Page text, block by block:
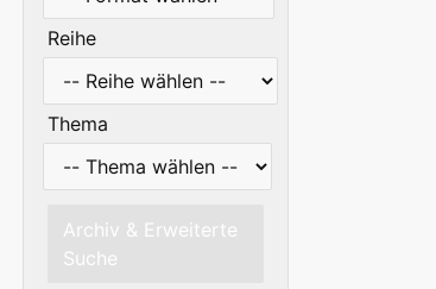
Reihe
Thema
Archiv & Erweiterte
Suche